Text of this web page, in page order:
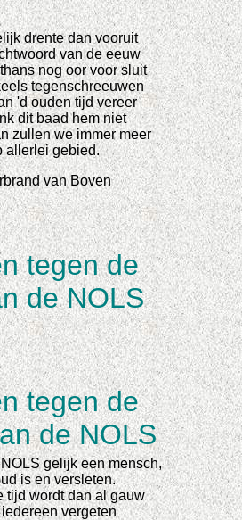
drente dan vooruit
van de eeuw
nog oor voor sluit
tegenschreeuwen
'd ouden tijd vereer
dit baad hem niet
zullen we immer meer
allerlei gebied.
van Boven
tegen de
de NOLS
tegen de
de NOLS
gelijk een mensch,
is en versleten.
tijd wordt dan al gauw
vergeten